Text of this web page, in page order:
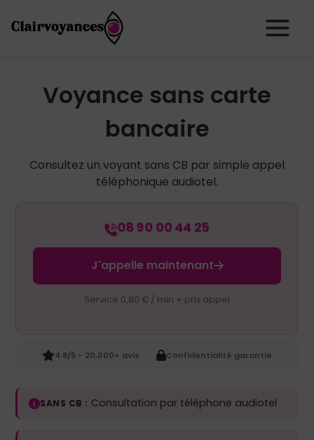
Voyance sans carte
bancaire
Consultez un voyant sans CB par simple appel
téléphonique audiotel.
08 90 00 44 25
J'appelle maintenant
Service 0,80 € / min + prix appel
4.8/5 - 20,000+ avis Confidentialité garantie
SANS CB : Consultation par téléphone audiotel